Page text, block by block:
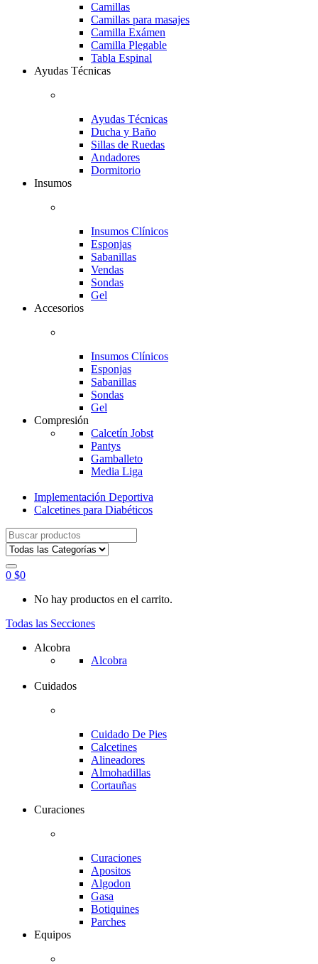
Camillas
Camillas para masajes
Camilla Exámen
Camilla Plegable
Tabla Espinal
Ayudas Técnicas
Ayudas Técnicas
Ducha y Baño
Sillas de Ruedas
Andadores
Dormitorio
Insumos
Insumos Clínicos
Esponjas
Sabanillas
Vendas
Sondas
Gel
Accesorios
Insumos Clínicos
Esponjas
Sabanillas
Sondas
Gel
Compresión
Calcetín Jobst
Pantys
Gamballeto
Media Liga
Implementación Deportiva
Calcetines para Diabéticos
Search
for:
0 $0
No hay productos en el carrito.
Todas las Secciones
Alcobra
Alcobra
Cuidados
Cuidado De Pies
Calcetines
Alineadores
Almohadillas
Cortauñas
Curaciones
Curaciones
Apositos
Algodon
Gasa
Botiquines
Parches
Equipos